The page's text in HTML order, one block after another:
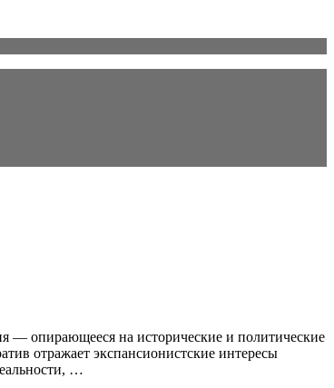
— опирающееся на исторические и политические
отражает экспансионистские интересы
…